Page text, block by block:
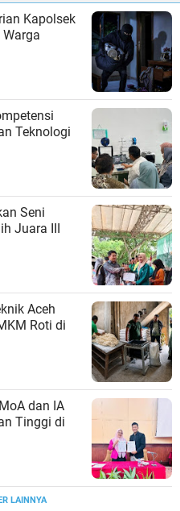
Kapolsek
Teknologi
Seni
Juara III
Aceh
Roti di
dan IA
Tinggi di
LAINNYA